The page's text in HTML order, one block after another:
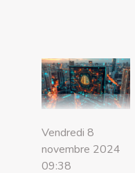
Vendredi 8
novembre 2024
09:38